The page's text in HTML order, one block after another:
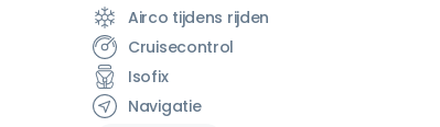
Airco tijdens rijden
Cruisecontrol
Isofix
Navigatie